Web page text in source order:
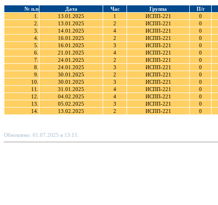
№ п.п Дата Час Группа
П/г
1.
13.01.2025 1 ИСПП-221
0
2.
13.01.2025 2 ИСПП-221
0
3.
14.01.2025 4 ИСПП-221
0
4.
16.01.2025 2 ИСПП-221
0
5.
16.01.2025 3 ИСПП-221
0
6.
21.01.2025 4 ИСПП-221
0
7.
24.01.2025 2 ИСПП-221
0
8.
24.01.2025 3 ИСПП-221
0
9.
30.01.2025 2 ИСПП-221
0
10.
30.01.2025 3 ИСПП-221
0
11.
31.01.2025 4 ИСПП-221
0
12.
04.02.2025 4 ИСПП-221
0
13.
05.02.2025 3 ИСПП-221
0
14.
13.02.2025 2 ИСПП-221 0
Обновлено: 01.07.2025 в 13:11.